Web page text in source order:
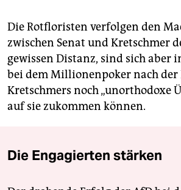
Die Rotfloristen verfolgen den
zwischen Senat und Kretschmer
gewissen Distanz, sind sich aber
bei dem Millionenpoker nach
Kretschmers noch „unorthodoxe
auf sie zukommen können.
Die Engagierten stärken